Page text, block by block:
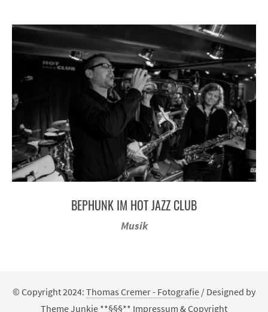
BEPHUNK IM HOT JAZZ CLUB
Musik
© Copyright 2024: Thomas Cremer - Fotografie / Designed by
Theme Junkie **§§§** Impressum & Copyright